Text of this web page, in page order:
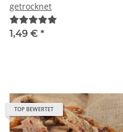
getrocknet
1,49 € *
TOP BEWERTET